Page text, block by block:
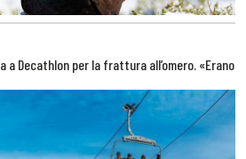
a Decathlon per la frattura all’omero. «Erano